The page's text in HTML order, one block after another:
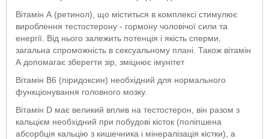
Вітамін А (ретинол), що міститься в комплексі стимулює
вироблення тестостерону - гормону чоловічої сили та
енергії. Від нього залежить потенція і якість сперми,
загальна спроможність в сексуальному плані. Також вітамін
А допомагає зберегти зір, зміцнює імунітет
Вітамін В6 (піридоксин) необхідний для нормального
функціонування головного мозку.
Вітамін D має великий вплив на тестостерон, він разом з
кальцієм необхідний при побудові кісток (поліпшена
абсорбція кальцію з кишечника і мінералізація кістки), а